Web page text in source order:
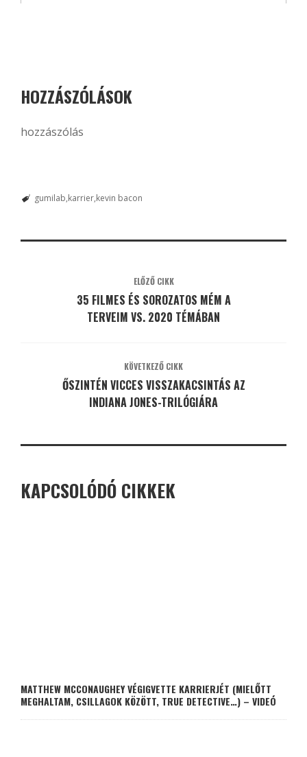
HOZZÁSZÓLÁSOK
hozzászólás
gumilab karrier kevin bacon
ELŐZŐ CIKK
35 FILMES ÉS SOROZATOS MÉM A
TERVEIM VS. 2020 TÉMÁBAN
KÖVETKEZŐ CIKK
ŐSZINTÉN VICCES VISSZAKACSINTÁS AZ
INDIANA JONES-TRILÓGIÁRA
KAPCSOLÓDÓ CIKKEK
MATTHEW MCCONAUGHEY VÉGIGVETTE KARRIERJÉT (MIELŐTT
MEGHALTAM, CSILLAGOK KÖZÖTT, TRUE DETECTIVE…) – VIDEÓ